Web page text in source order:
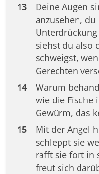
13
Deine Augen
anzusehen,
siehst du also
schweigst,
Gerechten
14
Warum
wie die Fische
Gewürm, das
15
Mit der Angel
schleppt sie
rafft sie fort in
freut sich